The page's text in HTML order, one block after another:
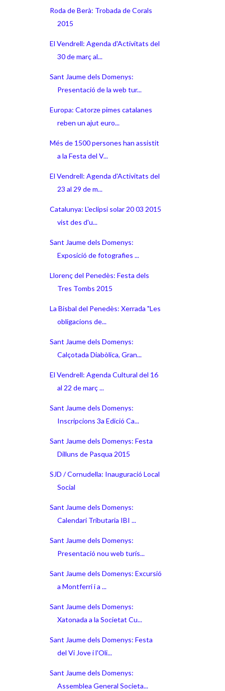
Roda de Berà: Trobada de Corals
2015
El Vendrell: Agenda d'Activitats del
30 de març al...
Sant Jaume dels Domenys:
Presentació de la web tur...
Europa: Catorze pimes catalanes
reben un ajut euro...
Més de 1500 persones han assistit
a la Festa del V...
El Vendrell: Agenda d'Activitats del
23 al 29 de m...
Catalunya: L'eclipsi solar 20 03 2015
vist des d'u...
Sant Jaume dels Domenys:
Exposició de fotografies ...
Llorenç del Penedès: Festa dels
Tres Tombs 2015
La Bisbal del Penedès: Xerrada "Les
obligacions de...
Sant Jaume dels Domenys:
Calçotada Diabòlica, Gran...
El Vendrell: Agenda Cultural del 16
al 22 de març ...
Sant Jaume dels Domenys:
Inscripcions 3a Edició Ca...
Sant Jaume dels Domenys: Festa
Dilluns de Pasqua 2015
SJD / Cornudella: Inauguració Local
Social
Sant Jaume dels Domenys:
Calendari Tributaria IBI ...
Sant Jaume dels Domenys:
Presentació nou web turís...
Sant Jaume dels Domenys: Excursió
a Montferri i a ...
Sant Jaume dels Domenys:
Xatonada a la Societat Cu...
Sant Jaume dels Domenys: Festa
del Vi Jove i l'Oli...
Sant Jaume dels Domenys:
Assemblea General Societa...